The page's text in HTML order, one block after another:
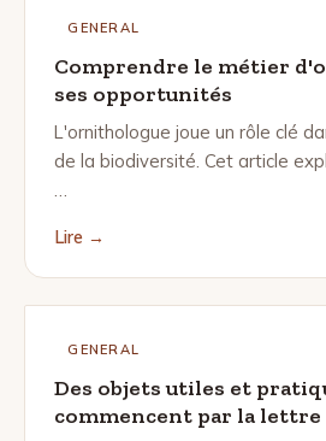
GENERAL
Comprendre le métier
ses opportunités
L'ornithologue joue un rôle clé
de la biodiversité. Cet article
…
Lire →
GENERAL
Des objets utiles et
commencent par la lettre